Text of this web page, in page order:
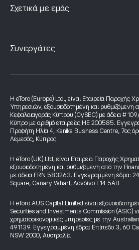
Σχετικά με εμάς
Συνεργάτες
Η eToro (Europe) Ltd., είναι Εταιρεία Παροχής
Υπηρεσιών, εξουσιοδοτημένη και ρυθμιζόμενη
Κεφαλαιαγοράς Κύπρου (CySEC) με άδεια #
Κύπρο με αριθμό εταιρείας HE 200585.
Προφήτη Ηλία 4, Kanika Business Centre, 7ος
Λεμεσός, Κύπρος
Η eToro (UK) Ltd, είναι Εταιρεία Παροχής
εξουσιοδοτημένη και ρυθμιζόμενη από την
με άδεια FRN 583263. Εγγεγραμμένη έδρα:
Square, Canary Wharf, Λονδίνο E14 5AB
Η eToro AUS Capital Limited είναι
Securities and Investments Commission (ASIC)
χρηματοοικονομικές υπηρεσίες με την
491139. Εγγεγραμμένη έδρα: Επίπεδο 3, 60
NSW 2000, Αυστραλία